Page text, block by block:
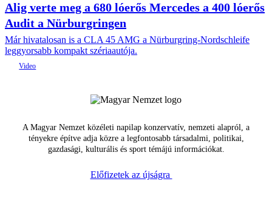
Alig verte meg a 680 lóerős Mercedes a 400 lóerős
Audit a Nürburgringen
Már hivatalosan is a CLA 45 AMG a Nürburgring-Nordschleife
leggyorsabb kompakt szériaautója.
A Magyar Nemzet közéleti napilap konzervatív, nemzeti alapról, a
tényekre építve adja közre a legfontosabb társadalmi, politikai,
gazdasági, kulturális és sport témájú információkat.
Előfizetek az újságra